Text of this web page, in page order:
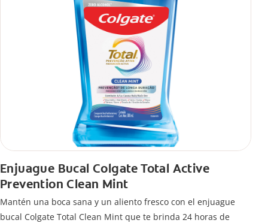
Enjuague Bucal Colgate Total Active
Prevention Clean Mint
Mantén una boca sana y un aliento fresco con el enjuague
bucal Colgate Total Clean Mint que te brinda 24 horas de